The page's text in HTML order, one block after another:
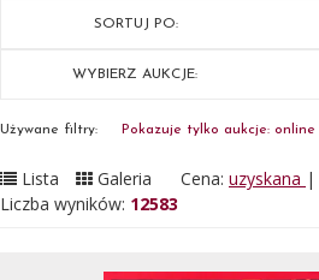
SORTUJ PO:
WYBIERZ AUKCJE:
Używane filtry: Pokazuje tylko aukcje: online
Lista Galeria Cena: uzyskana |
Liczba wyników: 12583